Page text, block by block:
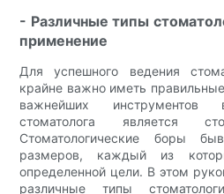
- Различные типы
применение
Для успешного ведения
крайне важно иметь
важнейших
стоматолога является
Стоматологические боры
размеров, каждый из
определенной цели. В этом
различные типы